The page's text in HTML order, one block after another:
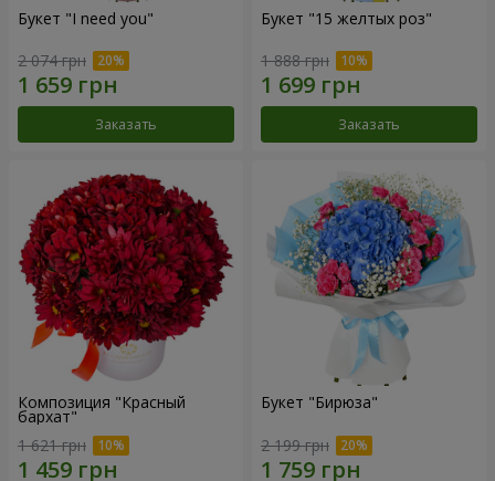
Букет "I need you"
2 074 грн
Заказать
Букет "15 желтых роз"
1 888 грн
Заказать
Композиция "Красный
бархат"
1 621 грн
Букет "Бирюза"
2 199 грн